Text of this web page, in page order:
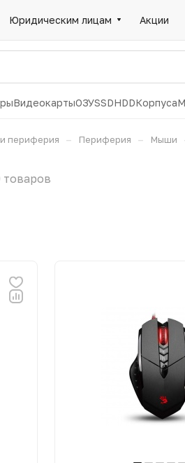
Юридическим лицам Акции
ВидеокартыОЗУSSDHDDКорпуса
периферия – Периферия – Мыши
товаров